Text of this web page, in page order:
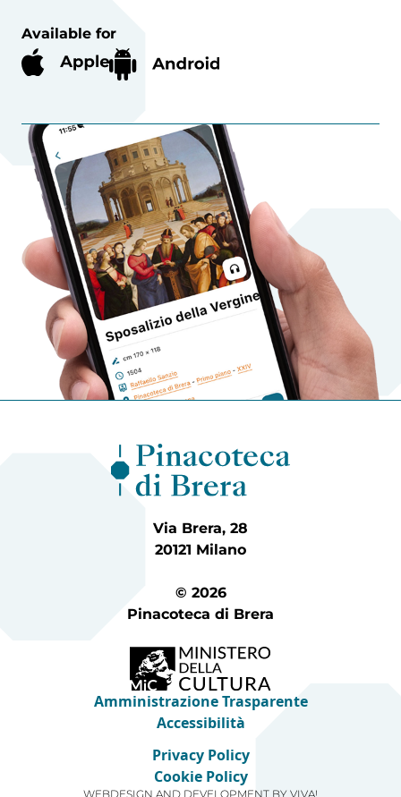
Available for
Via Brera, 28
20121 Milano
© 2026
Pinacoteca di Brera
Amministrazione Trasparente
Accessibilità
Privacy Policy
Cookie Policy
WEBDESIGN AND DEVELOPMENT BY VIVA!